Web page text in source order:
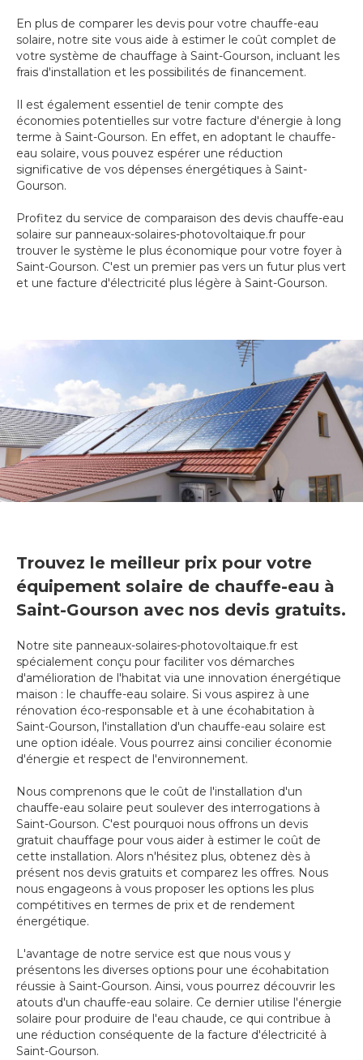
En plus de comparer les devis pour votre chauffe-eau
solaire, notre site vous aide à estimer le coût complet de
votre système de chauffage à Saint-Gourson, incluant les
frais d'installation et les possibilités de financement.
Il est également essentiel de tenir compte des
économies potentielles sur votre facture d'énergie à long
terme à Saint-Gourson. En effet, en adoptant le chauffe-
eau solaire, vous pouvez espérer une réduction
significative de vos dépenses énergétiques à Saint-
Gourson.
Profitez du service de comparaison des devis chauffe-eau
solaire sur panneaux-solaires-photovoltaique.fr pour
trouver le système le plus économique pour votre foyer à
Saint-Gourson. C'est un premier pas vers un futur plus vert
et une facture d'électricité plus légère à Saint-Gourson.
Trouvez le meilleur prix pour votre
équipement solaire de chauffe-eau à
Saint-Gourson avec nos devis gratuits.
Notre site panneaux-solaires-photovoltaique.fr est
spécialement conçu pour faciliter vos démarches
d'amélioration de l'habitat via une innovation énergétique
maison : le chauffe-eau solaire. Si vous aspirez à une
rénovation éco-responsable et à une écohabitation à
Saint-Gourson, l'installation d'un chauffe-eau solaire est
une option idéale. Vous pourrez ainsi concilier économie
d'énergie et respect de l'environnement.
Nous comprenons que le coût de l'installation d'un
chauffe-eau solaire peut soulever des interrogations à
Saint-Gourson. C'est pourquoi nous offrons un devis
gratuit chauffage pour vous aider à estimer le coût de
cette installation. Alors n'hésitez plus, obtenez dès à
présent nos devis gratuits et comparez les offres. Nous
nous engageons à vous proposer les options les plus
compétitives en termes de prix et de rendement
énergétique.
L'avantage de notre service est que nous vous y
présentons les diverses options pour une écohabitation
réussie à Saint-Gourson. Ainsi, vous pourrez découvrir les
atouts d'un chauffe-eau solaire. Ce dernier utilise l'énergie
solaire pour produire de l'eau chaude, ce qui contribue à
une réduction conséquente de la facture d'électricité à
Saint-Gourson.